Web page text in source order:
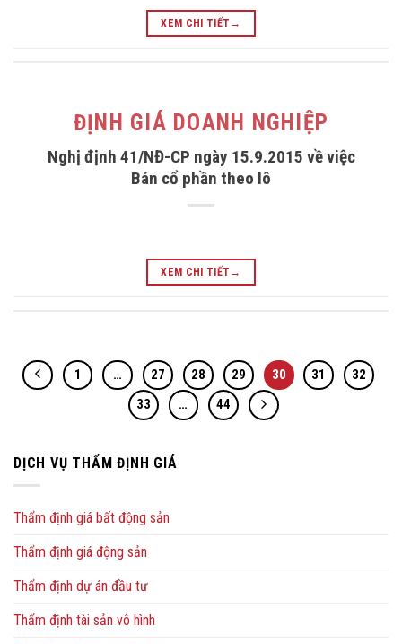
XEM CHI TIẾT →
ĐỊNH GIÁ DOANH NGHIỆP
Nghị định 41/NĐ-CP ngày 15.9.2015 về việc
Bán cổ phần theo lô
XEM CHI TIẾT →
1 … 27 28 29 30 31
32
33
… 44
DỊCH VỤ THẨM ĐỊNH GIÁ
Thẩm định giá bất động sản
Thẩm định giá động sản
Thẩm định dự án đầu tư
Thẩm định tài sản vô hình